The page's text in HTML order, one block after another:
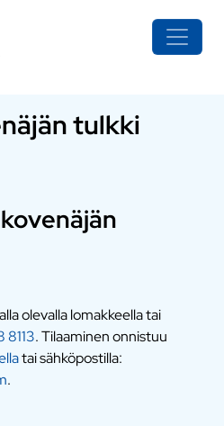
tulkki
olevalla lomakkeella tai
. Tilaaminen onnistuu
tai sähköpostilla:
.